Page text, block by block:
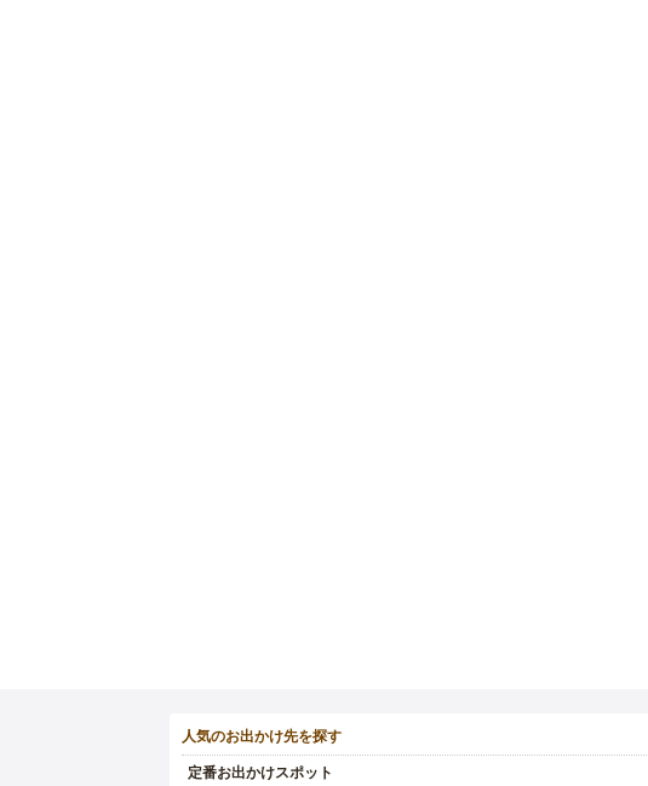
人気のお出かけ先を探す
定番お出かけスポット